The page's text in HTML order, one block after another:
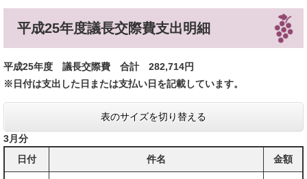
平成25年度議長交際費支出明細
平成25年度 議長交際費 合計 282,714円
※日付は支出した日または支払い日を記載しています。
表のサイズを切り替える
3月分
日付
件名 金額